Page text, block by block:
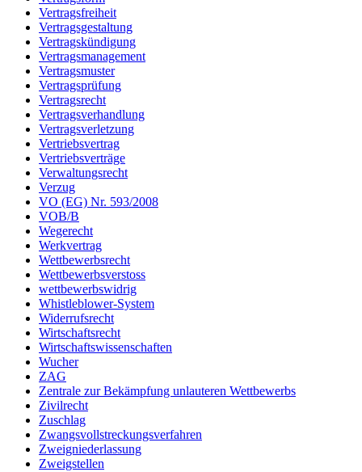
Vertragsfreiheit
Vertragsgestaltung
Vertragskündigung
Vertragsmanagement
Vertragsmuster
Vertragsprüfung
Vertragsrecht
Vertragsverhandlung
Vertragsverletzung
Vertriebsvertrag
Vertriebsverträge
Verwaltungsrecht
Verzug
VO (EG) Nr. 593/2008
VOB/B
Wegerecht
Werkvertrag
Wettbewerbsrecht
Wettbewerbsverstoss
wettbewerbswidrig
Whistleblower-System
Widerrufsrecht
Wirtschaftsrecht
Wirtschaftswissenschaften
Wucher
ZAG
Zentrale zur Bekämpfung unlauteren Wettbewerbs
Zivilrecht
Zuschlag
Zwangsvollstreckungsverfahren
Zweigniederlassung
Zweigstellen